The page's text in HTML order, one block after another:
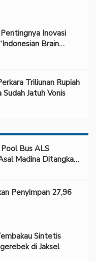
Inovasi
Brain
Jakarta”
Triliunan Rupiah
Jatuh Vonis
Bus ALS
Madina Ditangkap
Penyimpan 27,96
Sintetis
di Jaksel